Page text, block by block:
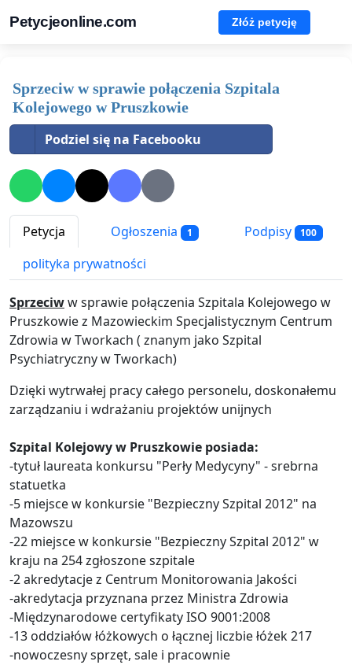
Petycjeonline.com Złóż petycję
Sprzeciw w sprawie połączenia Szpitala
Kolejowego w Pruszkowie
Podziel się na Facebooku
Petycja Ogłoszenia 1 Podpisy 100
polityka prywatności
Sprzeciww sprawie połączenia Szpitala Kolejowego w
Pruszkowie z Mazowieckim Specjalistycznym Centrum
Zdrowia w Tworkach ( znanym jako Szpital
Psychiatryczny w Tworkach)
Dzięki wytrwałej pracy całego personelu, doskonałemu
zarządzaniu i wdrażaniu projektów unijnych
Szpital Kolejowy w Pruszkowie posiada:
-tytuł laureata konkursu "Perły Medycyny" - srebrna
statuetka
-5 miejsce w konkursie "Bezpieczny Szpital 2012" na
Mazowszu
-22 miejsce w konkursie "Bezpieczny Szpital 2012" w
kraju na 254 zgłoszone szpitale
-2 akredytacje z Centrum Monitorowania Jakości
-akredytacja przyznana przez Ministra Zdrowia
-Międzynarodowe certyfikaty ISO 9001:2008
-13 oddziałów łóżkowych o łącznej liczbie łóżek 217
-nowoczesny sprzęt, sale i pracownie